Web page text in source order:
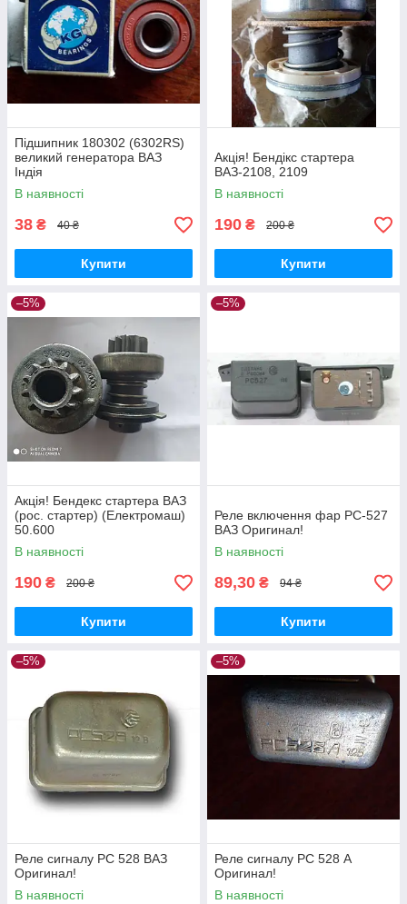
Підшипник 180302 (6302RS)
великий генератора ВАЗ
Індія
В наявності
38 ₴ 40 ₴
Купити
Акція! Бендікс стартера
ВАЗ-2108, 2109
В наявності
190 ₴ 200 ₴
Купити
–5%
Акція! Бендекс стартера ВАЗ
(рос. стартер) (Електромаш)
50.600
В наявності
190 ₴ 200 ₴
Купити
–5%
Реле включення фар РС-527
ВАЗ Оригинал!
В наявності
89,30 ₴ 94 ₴
Купити
–5%
Реле сигналу РС 528 ВАЗ
Оригинал!
В наявності
–5%
Реле сигналу РС 528 А
Оригинал!
В наявності